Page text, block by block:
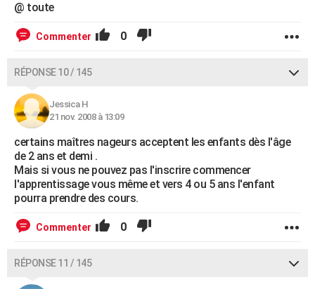
@ toute
Commenter 0
RÉPONSE 10 / 145
Jessica H
21 nov. 2008 à 13:09
certains maîtres nageurs acceptent les enfants dès l'âge
de 2 ans et demi .
Mais si vous ne pouvez pas l'inscrire commencer
l'apprentissage vous même et vers 4 ou 5 ans l'enfant
pourra prendre des cours.
Commenter 0
RÉPONSE 11 / 145